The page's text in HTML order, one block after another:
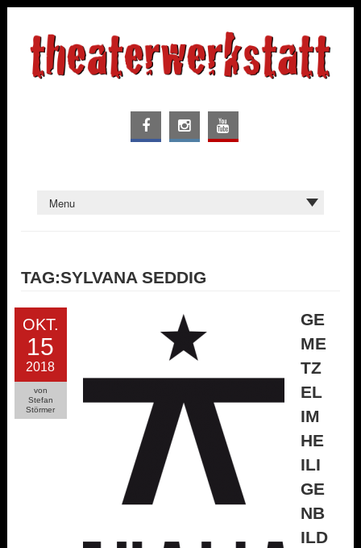
TAG:SYLVANA SEDDIG
OKT.
15
2018
von
Stefan
Störmer
GE
ME
TZ
EL
IM
HE
ILI
GE
NB
ILD